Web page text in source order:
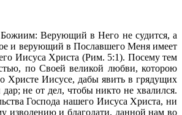
Бог и Отец Господа нашего Иисуса Христа, по великой Своей милости возродивший нас воскресением Иисуса Христа из мертвых к упованию живому, к наследству нетленному, чистому, неувядаемому, хранящемуся на небесах для вас, силою Божиею через веру соблюдаемых ко спасению, готовому открыться в последнее время (1 Петр. 1:3-5). В нем (во Христе) мы и сделались наследниками, быв предназначены к тому по определению Совершающего все по изволению воли Своей (Еф. 1:11). А теперь готовится мне венец правды, который даст мне Господь, праведный Судия, в день оный; и не только мне, но и всем, возлюбившим явление Его (2 Тим. 4:8). Рожден свыше, возрожден к новой жизни во Христе: Иисус отвечал: истинно, истинно говорю тебе: если кто не родится от воды и Духа, не может войти в Царствие Божие. Рожденное от плоти есть плоть; а рожденное от Духа есть дух. Не удивляйся тому, что Я сказал тебе: "должно вам родиться свыше" (Ин. 3:5-7). Восхотев, родил Он нас словом истины, чтобы нам быть некоторым начатком Его созданий (Иак. 1:18). Благословен Бог и Отец Господа нашего Иисуса Христа, по великой Своей милости возродивший нас воскресением Иисуса Христа из мертвых к упованию живому (1 Петр. 1:3). Всякий, верующий, что Иисус есть Христос, от Бога рожден, и всякий, любящий Родившего, любит и Рожденного от Него (1 Ин. 5:1). Все его грехи прощены -- этот вопрос стоит рассмотреть подробнее. Апостолы свидетельствуют, что во Христе мы имеем прощение грехов: Пишу вам, дети, потому что прощены вам грехи ради имени Его (1 Ин. 2:12). В Котором мы имеем искупление Кровию Его, прощение грехов, по богатству благодати Его (Еф. 1:7). и вас, которые были мертвы во грехах и в необрезании плоти вашей, оживил вместе с Ним, простив нам все грехи, истребив учением бывшее о нас рукописание, которое было против нас, и Он взял его от среды и пригвоздил ко кресту (Кол. 2:13-14). И грехов их и беззаконий их не воспомяну более (Евр. 10:17-18). Это прощение не является чем-то таким, чего мы должны добиваться; по вере во Христа мы им уже обладаем. Единственное основание этого прощения -- жертвенная смерть Христа, "и